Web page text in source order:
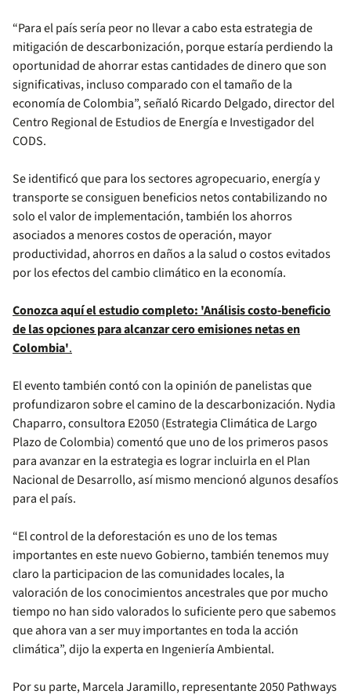
“Para el país sería peor no llevar a cabo esta estrategia de
mitigación de descarbonización, porque estaría perdiendo la
oportunidad de ahorrar estas cantidades de dinero que son
significativas, incluso comparado con el tamaño de la
economía de Colombia”, señaló Ricardo Delgado, director del
Centro Regional de Estudios de Energía e Investigador del
CODS.
Se identificó que para los sectores agropecuario, energía y
transporte se consiguen beneficios netos contabilizando no
solo el valor de implementación, también los ahorros
asociados a menores costos de operación, mayor
productividad, ahorros en daños a la salud o costos evitados
por los efectos del cambio climático en la economía.
Conozca aquí el estudio completo: 'Análisis costo-beneficio
de las opciones para alcanzar cero emisiones netas en
Colombia'.
El evento también contó con la opinión de panelistas que
profundizaron sobre el camino de la descarbonización. Nydia
Chaparro, consultora E2050 (Estrategia Climática de Largo
Plazo de Colombia) comentó que uno de los primeros pasos
para avanzar en la estrategia es lograr incluirla en el Plan
Nacional de Desarrollo, así mismo mencionó algunosdesafíos
para el país.
“El control de la deforestación es uno de los temas
importantes en este nuevo Gobierno, también tenemos muy
claro la participacion de las comunidades locales, la
valoración de los conocimientos ancestrales que por mucho
tiempo no han sido valorados lo suficiente pero que sabemos
que ahora van a ser muy importantes en toda la acción
climática”, dijo la experta en Ingeniería Ambiental.
Por su parte, Marcela Jaramillo, representante 2050 Pathways